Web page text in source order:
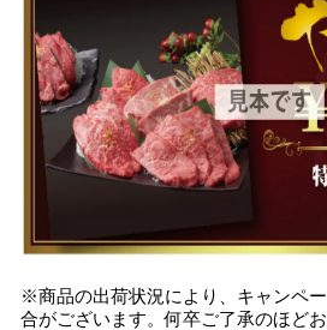
※商品の出荷状況により、キャンペ
合がございます。何卒ご了承のほどお